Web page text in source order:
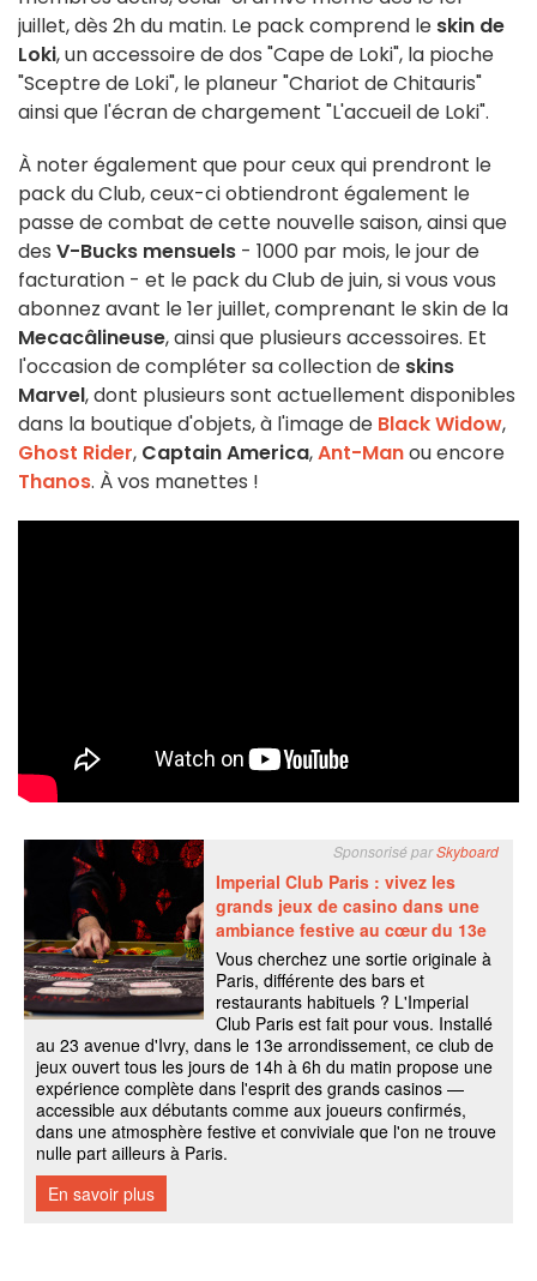
juillet, dès 2h du matin. Le pack comprend le skin de
Loki, un accessoire de dos "Cape de Loki", la pioche
"Sceptre de Loki", le planeur "Chariot de Chitauris"
ainsi que l'écran de chargement "L'accueil de Loki".
À noter également que pour ceux qui prendront le
pack du Club, ceux-ci obtiendront également le
passe de combat de cette nouvelle saison, ainsi que
des V-Bucks mensuels - 1000 par mois, le jour de
facturation - et le pack du Club de juin, si vous vous
abonnez avant le 1er juillet, comprenant le skin de la
Mecacâlineuse, ainsi que plusieurs accessoires. Et
l'occasion de compléter sa collection de skins
Marvel, dont plusieurs sont actuellement disponibles
dans la boutique d'objets, à l'image de Black Widow,
Ghost Rider, Captain America,Ant-Manou encore
Thanos. À vos manettes !